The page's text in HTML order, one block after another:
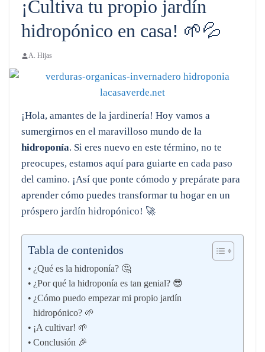
¡Cultiva tu propio jardín
hidropónico en casa! 🌱💦
A. Hijas
¡Hola, amantes de la jardinería! Hoy vamos a
sumergirnos en el maravilloso mundo de la
hidroponía. Si eres nuevo en este término, no te
preocupes, estamos aquí para guiarte en cada paso
del camino. ¡Así que ponte cómodo y prepárate para
aprender cómo puedes transformar tu hogar en un
próspero jardín hidropónico! 🚀
Tabla de contenidos
¿Qué es la hidroponía? 🤔
¿Por qué la hidroponía es tan genial? 😎
¿Cómo puedo empezar mi propio jardín
hidropónico? 🌱
¡A cultivar! 🌱
Conclusión 🎉